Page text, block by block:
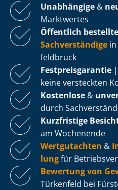
Unabhängige &
Marktwertes
Öffentlich
Sachverständige
feld­bruck
Fest­preis­ga­ran­tie
keine versteckten
Kostenlose &
durch
Kurzfristige
am Wochenende
Wertgutachten &
lungfür
Bewertung von
Türkenfeld bei